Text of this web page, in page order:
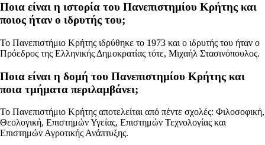
Ποια είναι η ιστορία του Πανεπιστημίου Κρήτης και
ποιος ήταν ο ιδρυτής του;
Το Πανεπιστήμιο Κρήτης ιδρύθηκε το 1973 και ο ιδρυτής του ήταν ο
Πρόεδρος της Ελληνικής Δημοκρατίας τότε, Μιχαήλ Στασινόπουλος.
Ποια είναι η δομή του Πανεπιστημίου Κρήτης και
ποια τμήματα περιλαμβάνει;
Το Πανεπιστήμιο Κρήτης αποτελείται από πέντε σχολές: Φιλοσοφική,
Θεολογική, Επιστημών Υγείας, Επιστημών Τεχνολογίας και
Επιστημών Αγροτικής Ανάπτυξης.